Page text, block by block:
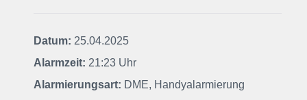
Datum: 25.04.2025
Alarmzeit: 21:23 Uhr
Alarmierungsart: DME, Handyalarmierung